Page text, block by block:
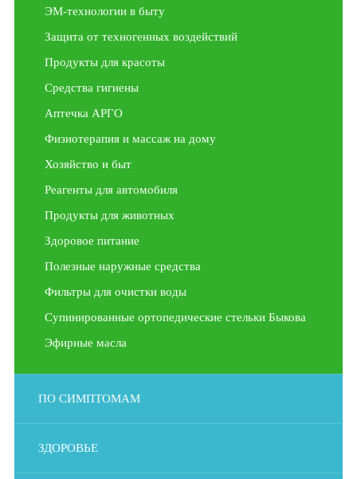
ЭМ-технологии в быту
Защита от техногенных воздействий
Продукты для красоты
Средства гигиены
Аптечка АРГО
Физиотерапия и массаж на дому
Хозяйство и быт
Реагенты для автомобиля
Продукты для животных
Здоровое питание
Полезные наружные средства
Фильтры для очистки воды
Супинированные ортопедические стельки Быкова
Эфирные масла
ПО СИМПТОМАМ
ЗДОРОВЬЕ